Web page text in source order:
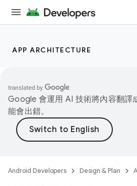
APP ARCHITECTURE
Google 會運用 AI 技術將內容翻譯
能會出錯。
Android Developers Design & Plan